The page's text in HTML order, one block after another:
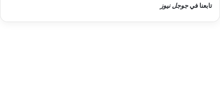
تابعنا فيجوجل نيوز